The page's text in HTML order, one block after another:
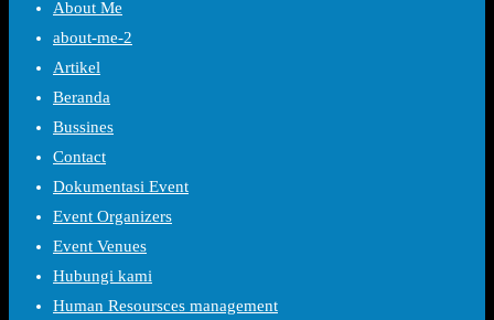
About Me
about-me-2
Artikel
Beranda
Bussines
Contact
Dokumentasi Event
Event Organizers
Event Venues
Hubungi kami
Human Resoursces management